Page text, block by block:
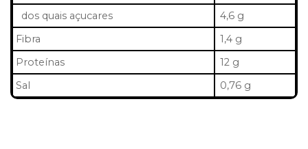
dos quais açucares
4,6 g
Fibra
1,4 g
Proteínas
12 g
Sal
0,76 g